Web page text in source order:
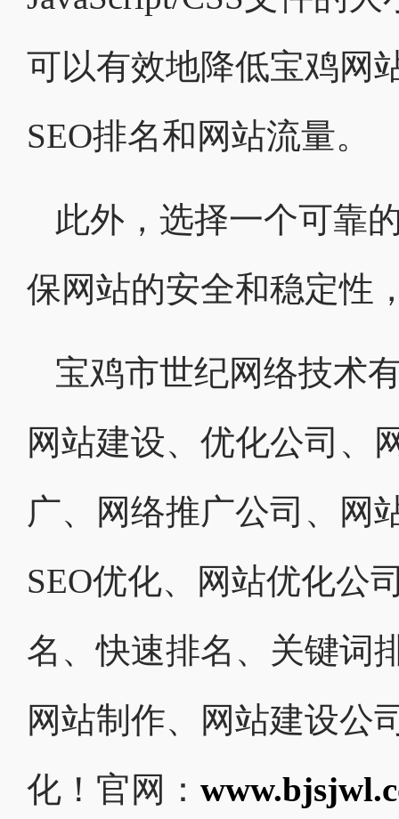
可以有效地降低宝鸡网
SEO排名和网站流量。
此外，选择一个可靠
保网站的安全和稳定性
宝鸡市世纪网络技术
网站建设、优化公司、
广、网络推广公司、网
SEO优化、网站优化公
名、快速排名、关键词
网站制作、网站建设公
化！官网：